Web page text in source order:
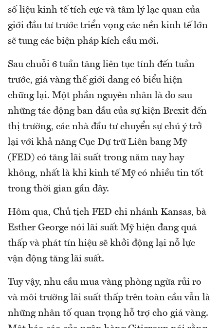
số liệu kinh tế tích cực và tâm lý lạc quan của
giới đầu tư trước triển vọng các nền kinh tế lớn
sẽ tung các biện pháp kích cầu mới.
Sau chuỗi 6 tuần tăng liên tục tính đến tuần
trước, giá vàng thế giới đang có biểu hiện
chững lại. Một phần nguyên nhân là do sau
những tác động ban đầu của sự kiện Brexit đến
thị trường, các nhà đầu tư chuyển sự chú ý trở
lại với khả năng Cục Dự trữ Liên bang Mỹ
(FED) có tăng lãi suất trong năm nay hay
không, nhất là khi kinh tế Mỹ có nhiều tin tốt
trong thời gian gần đây.
Hôm qua, Chủ tịch FED chi nhánh Kansas, bà
Esther George nói lãi suất Mỹ hiện đang quá
thấp và phát tín hiệu sẽ khởi động lại nỗ lực
vận động tăng lãi suất.
Tuy vậy, nhu cầu mua vàng phòng ngừa rủi ro
và môi trường lãi suất thấp trên toàn cầu vẫn là
những nhân tố quan trọng hỗ trợ cho giá vàng.